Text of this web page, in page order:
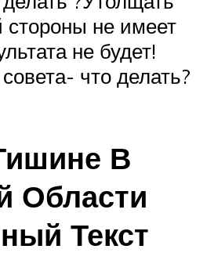
стороны не имеет
не будет!
что делать?
В
Области
Текст